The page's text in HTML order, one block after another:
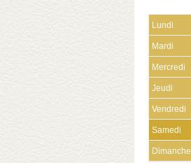
Lundi
Mardi
Mercredi
Jeudi
Vendredi
Samedi
Dimanche